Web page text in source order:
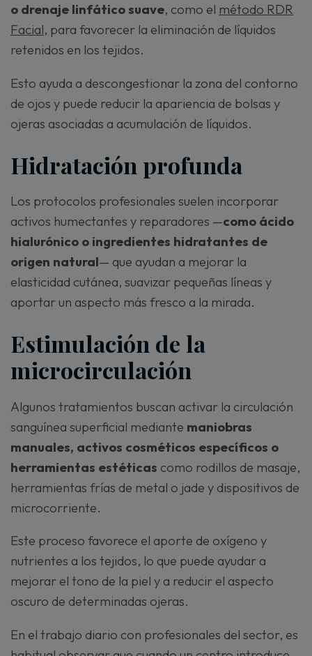
o drenaje linfáticosuave, como el método RDR
Facial, para favorecer la eliminación de líquidos
retenidos en los tejidos.
Esto ayuda a descongestionar la zona del contorno
de ojos y puede reducir la apariencia de bolsas y
ojeras asociadas a acumulación de líquidos.
Hidratación profunda
Los protocolos profesionales suelen incorporar
activos humectantes y reparadores —como ácido
hialurónico o ingredientes hidratantes de
origen natural— que ayudan a mejorar la
elasticidad cutánea, suavizar pequeñas líneas y
aportar un aspecto más fresco a la mirada.
Estimulación de la
microcirculación
Algunos tratamientos buscan activar la circulación
sanguínea superficial mediante maniobras
manuales, activos cosméticos específicos o
herramientas estéticas como rodillos de masaje,
herramientas frías de metal o jade y dispositivos de
microcorriente.
Este proceso favorece el aporte de oxígeno y
nutrientes a los tejidos, lo que puede ayudar a
mejorar el tono de la piel y a reducir el aspecto
oscuro de determinadas ojeras.
En el trabajo diario con profesionales del sector, es